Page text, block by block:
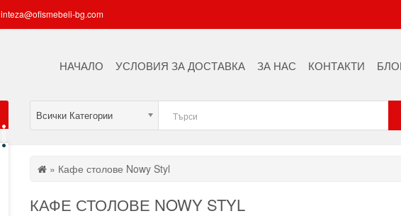
inteza@ofismebeli-bg.com
НАЧАЛО УСЛОВИЯ ЗА ДОСТАВКА ЗА НАС КОНТАКТИ
Всички Категории
» Кафе столове Nowy Styl
КАФЕ СТОЛОВЕ NOWY STYL